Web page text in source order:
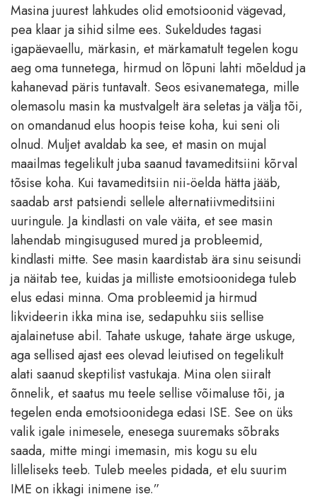
Masina juurest lahkudes olid emotsioonid vägevad,
pea klaar ja sihid silme ees. Sukeldudes tagasi
igapäevaellu, märkasin, et märkamatult tegelen kogu
aeg oma tunnetega, hirmud on lõpuni lahti mõeldud ja
kahanevad päris tuntavalt. Seos esivanematega, mille
olemasolu masin ka mustvalgelt ära seletas ja välja tõi,
on omandanud elus hoopis teise koha, kui seni oli
olnud. Muljet avaldab ka see, et masin on mujal
maailmas tegelikult juba saanud tavameditsiini kõrval
tõsise koha. Kui tavameditsiin nii-öelda hätta jääb,
saadab arst patsiendi sellele alternatiivmeditsiini
uuringule. Ja kindlasti on vale väita, et see masin
lahendab mingisugused mured ja probleemid,
kindlasti mitte. See masin kaardistab ära sinu seisundi
ja näitab tee, kuidas ja milliste emotsioonidega tuleb
elus edasi minna. Oma probleemid ja hirmud
likvideerin ikka mina ise, sedapuhku siis sellise
ajalainetuse abil. Tahate uskuge, tahate ärge uskuge,
aga sellised ajast ees olevad leiutised on tegelikult
alati saanud skeptilist vastukaja. Mina olen siiralt
õnnelik, et saatus mu teele sellise võimaluse tõi, ja
tegelen enda emotsioonidega edasi ISE. See on üks
valik igale inimesele, enesega suuremaks sõbraks
saada, mitte mingi imemasin, mis kogu su elu
lilleliseks teeb. Tuleb meeles pidada, et elu suurim
IME on ikkagi inimene ise.”